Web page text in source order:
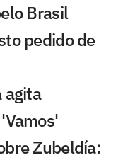
Brasil
pedido de
agita
Zubeldía: